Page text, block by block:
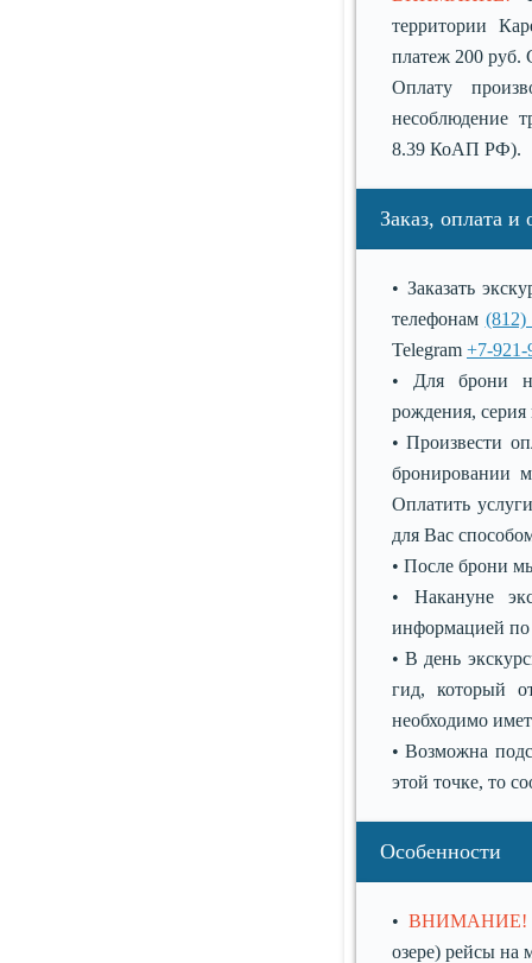
территории
платеж 200 руб.
Оплату
несоблюдение
8.39 КоАП РФ).
Заказ, оплата
• Заказать
телефонам (812)
Telegram +7-921-
• Для брони
рождения,
• Произвести
бронировании
Оплатить
для Вас
• После брони
• Накануне
информацией по
• В день
гид, который
необходимо
• Возможна
этой точке, то
Особенности
•ВНИМАНИЕ!
озере) рейсы на